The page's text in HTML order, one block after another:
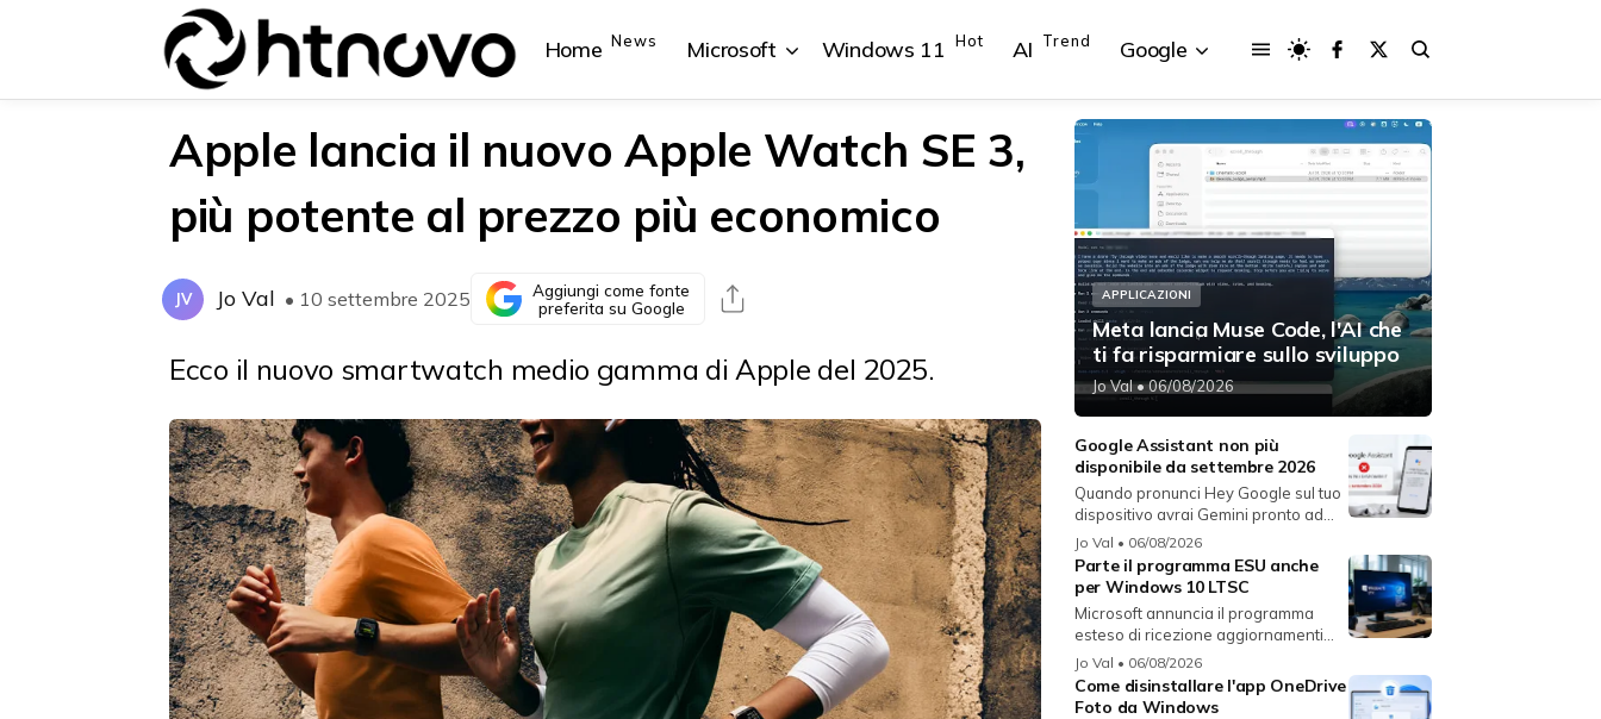
Home News Microsoft
{{POSTS[0].LABEL}} {{POSTS[1].LABEL}} {{POSTS[2].LABEL}} {{POSTS[3].LABEL}}
{{posts[3].title}}
Windows 11 Hot AI Trend Google
{{POSTS[0].LABEL}} {{POSTS[1].LABEL}} {{POSTS[2].LABEL}} {{POSTS[3].LABEL}}
{{posts[3].title}}
Apple lancia il nuovo Apple Watch SE 3,
più potente al prezzo più economico
JV Jo Val • 10 settembre 2025
Aggiungi come fonte
preferita su Google
Ecco il nuovo smartwatch medio gamma di Apple del 2025.
APPLICAZIONI
Meta lancia Muse Code, l'AI che
ti fa risparmiare sullo sviluppo
Jo Val• 06/08/2026
Google Assistant non più
disponibile da settembre 2026
Quando pronunci Hey Google sul tuo
dispositivo avrai Gemini pronto ad...
Jo Val • 06/08/2026
Parte il programma ESU anche
per Windows 10 LTSC
Microsoft annuncia il programma
esteso di ricezione aggiornamenti
per...
Jo Val • 06/08/2026
Come disinstallare l'app OneDrive
Foto da Windows